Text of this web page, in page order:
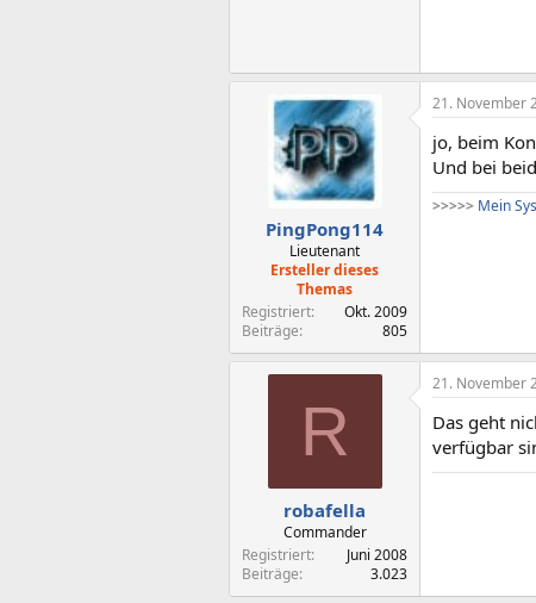
PingPong114
Lieutenant
Ersteller dieses
Themas
Registriert
Okt. 2009
Beiträge
805
21. November
jo, beim
Und bei
>>>>> Mein
R
robafella
Commander
Registriert
Juni 2008
Beiträge
3.023
21. November
Das geht
verfügbar